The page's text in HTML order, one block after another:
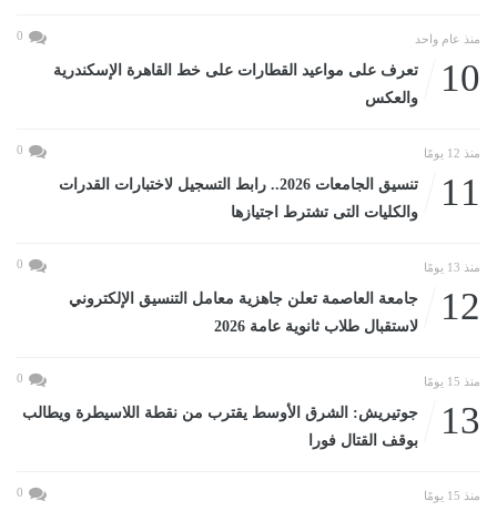
منذ عام واحد 0
10
تعرف على مواعيد القطارات على خط القاهرة الإسكندرية
والعكس
منذ 12 يومًا 0
11
تنسيق الجامعات 2026.. رابط التسجيل لاختبارات القدرات
والكليات التى تشترط اجتيازها
منذ 13 يومًا 0
12
جامعة العاصمة تعلن جاهزية معامل التنسيق الإلكتروني
لاستقبال طلاب ثانوية عامة 2026
منذ 15 يومًا 0
13
جوتيريش: الشرق الأوسط يقترب من نقطة اللاسيطرة ويطالب
بوقف القتال فورا
منذ 15 يومًا 0